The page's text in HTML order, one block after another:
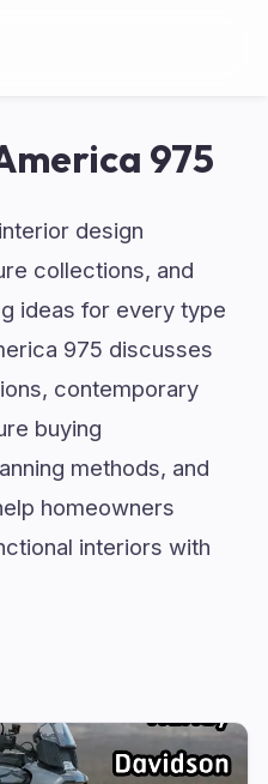
975
design
collections, and
ideas for every type
975 discusses
contemporary
buying
methods, and
homeowners
interiors with